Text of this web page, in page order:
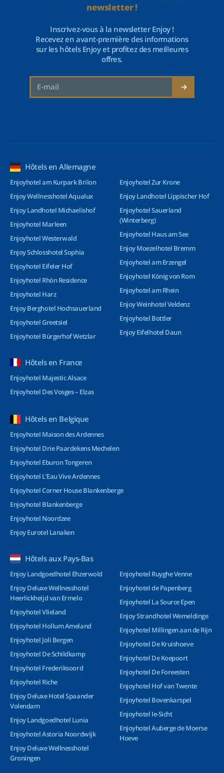
newsletter !
Inscrivez-vous à la newsletter Enjoy !
Recevez en avant-première des informations
sur les hôtels Enjoy et profitez des meilleures
offres.
Hôtels en Allemagne
Enjoyhotel am Kurpark Brilon
Enjoy Wellnesshotel Aqualux
Enjoy Landhotel Michaelishof
Enjoyhotel Marleen
Enjoyhotel Westerwald
Enjoy Schlosshotel Sophia
Enjoyhotel Eifeler Hof
Enjoyhotel Rhön Residence
Enjoyhotel Harz
Enjoy Berghotel Hochsauerland
Enjoyhotel Greetsiel
Enjoyhotel Bürgerhof Wetzlar
Enjoyhotel Zur Krone
Enjoy Landhotel Lippischer Hof
Enjoyhotel Sauerland
(Winterberg)
Enjoyhotel Haus am See
Enjoy Moezelhotel Bremm
Enjoyhotel am Erzengel
Enjoyhotel König von Rom
Enjoyhotel am Rhein
Enjoy Weinhotel Veldenz
Enjoyhotel Bottler
Enjoy Eifelhotel Daun
Hôtels en France
Enjoyhotel Majestic Alsace
Enjoyhotel Des Vosges – Elzas
Hôtels en Belgique
Enjoyhotel Maison des Ardennes
Enjoyhotel Drie Paardekens Mechelen
Enjoyhotel Eburon Tongeren
Enjoyhotel L’Eau Vive Ardennes
Enjoyhotel Corner House Blankenberge
Enjoyhotel Blankenberge
Enjoyhotel Noordzee
Enjoy Eurotel Lanaken
Hôtels aux Pays-Bas
Enjoy Landgoedhotel Ehzerwold
Enjoy Deluxe Wellnesshotel
Heerlickheijd van Ermelo
Enjoyhotel Vlieland
Enjoyhotel Hollum Ameland
Enjoyhotel Joli Bergen
Enjoyhotel De Schildkamp
Enjoyhotel Frederiksoord
Enjoyhotel Riche
Enjoy Deluxe Hotel Spaander
Volendam
Enjoy Landgoedhotel Lunia
Enjoyhotel Astoria Noordwijk
Enjoy Deluxe Wellnesshotel
Groningen
Enjoyhotel Ruyghe Venne
Enjoyhotel de Papenberg
Enjoyhotel La Source Epen
Enjoy Strandhotel Wemeldinge
Enjoyhotel Millingen aan de Rijn
Enjoyhotel De Kruishoeve
Enjoyhotel De Koepoort
Enjoyhotel De Foreesten
Enjoyhotel Hof van Twente
Enjoyhotel Bovenkarspel
Enjoyhotel Ie-Sicht
Enjoyhotel Auberge de Moerse
Hoeve